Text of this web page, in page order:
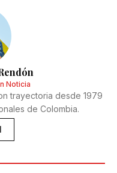
Noticia
trayectoria desde 1979
de Colombia.